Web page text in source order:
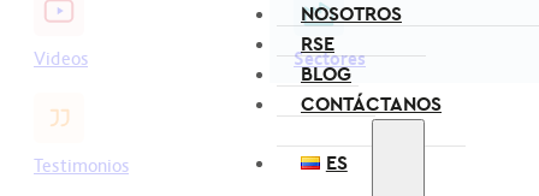
NOSOTROS
RSE
BLOG
CONTÁCTANOS
ES
Videos Sectores
Testimonios